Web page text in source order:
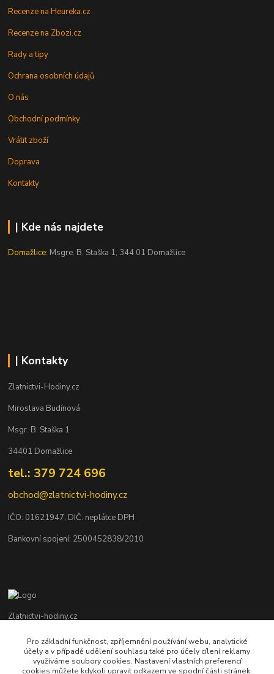
Recenze na Heureka.cz
Recenze na Zbozi.cz
Rady a tipy
Ochrana osobních údajů
O nás
Obchodní podmínky
Vrátit zboží
Doprava
Kontakty
| Kde nás najdete
Domažlice: Msgre. B. Staška 1, 344 01 Domažlice
| Kontakty
Zlatnictvi-Hodiny.cz
Miroslava Budínová
Msgr. B. Staška 1
34401 Domažlice
tel.: 379 724 696
obchod@zlatnictvi-hodiny.cz
IČO: 01621947, DIČ: neplátce DPH
Bankovní spojení: 2500452838/2010
Zlatnictvi-hodiny.cz
+420 379 492 545
Po - Pá: 9,00 - 17,00 hod., So: 9,00 - 11,30 hod.
Pro základní funkčnost, zpříjemnění používání webu, analytické
účely a v případě udělení souhlasu také pro účely cílení reklamy
využíváme soubory cookies. Nastavení vlastních preferencí
cookies můžete kdykoli upravit odkazem ve spodní části stránek.